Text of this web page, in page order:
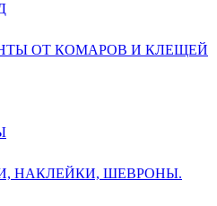
ОТ КОМАРОВ И КЛЕЩЕЙ
НАКЛЕЙКИ, ШЕВРОНЫ.